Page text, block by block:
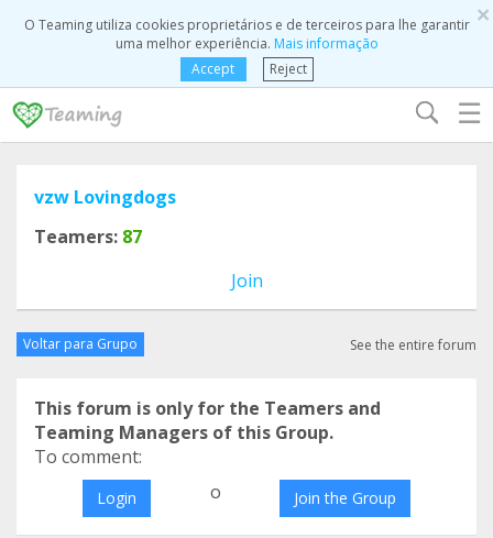
×
O Teaming utiliza cookies proprietários e de terceiros para lhe garantir
uma melhor experiência. Mais informação
Accept
Reject
☰
vzw Lovingdogs
Teamers: 87
Join
Voltar para Grupo See the entire forum
This forum is only for the Teamers and
Teaming Managers of this Group.
To comment:
Login o Join the Group